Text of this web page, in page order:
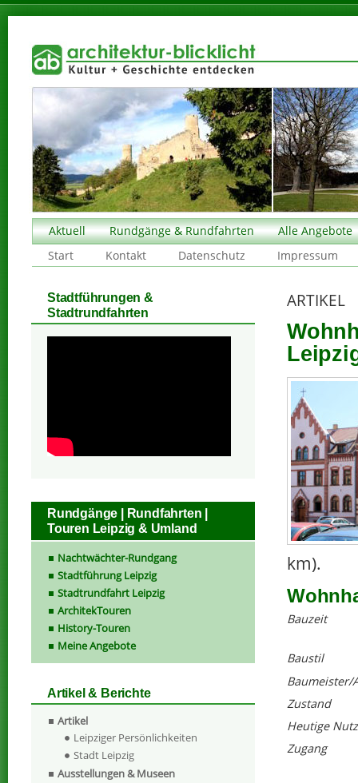
Aktuell Rundgänge & Rundfahrten
Alle Angebote
Start
Kontakt Datenschutz Impressum
ARTIKEL
km).
Bauzeit
Baustil
Baumeister/
Zustand
Heutige
Zugang
Stadtführungen &
Stadtrundfahrten
Rundgänge | Rundfahrten |
Touren Leipzig & Umland
Nachtwächter-Rundgang
Stadtführung Leipzig
Stadtrundfahrt Leipzig
ArchitekTouren
History-Touren
Meine Angebote
Artikel & Berichte
Artikel
Leipziger Persönlichkeiten
Stadt Leipzig
Ausstellungen & Museen